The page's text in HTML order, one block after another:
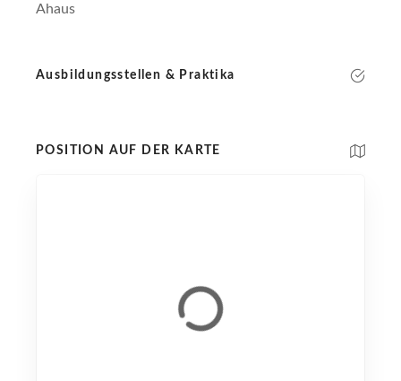
Ahaus
Ausbildungsstellen & Praktika
POSITION AUF DER KARTE